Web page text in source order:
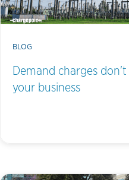
BLOG
Demand charges
your business